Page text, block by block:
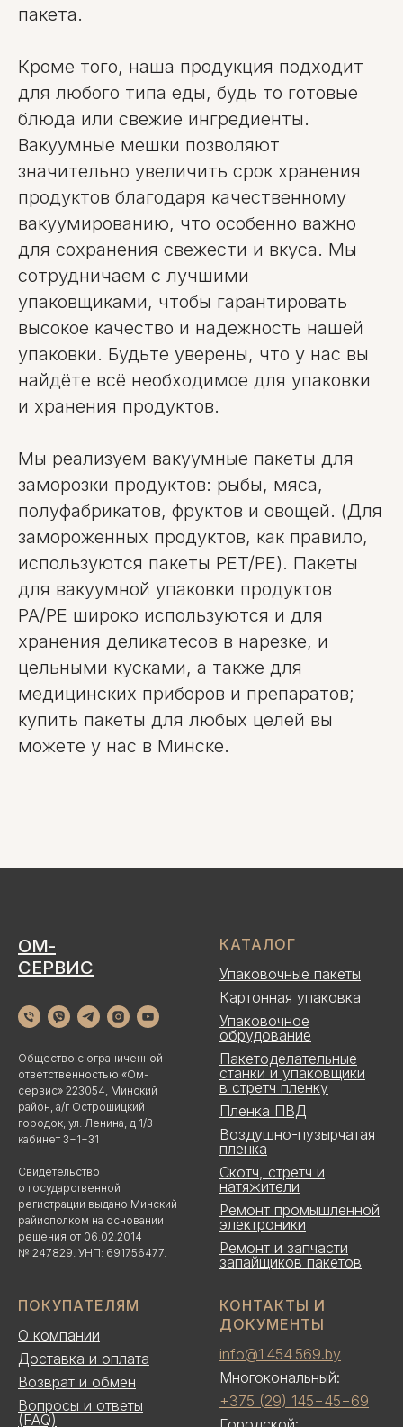
пакета.
Кроме того, наша продукция подходит
для любого типа еды, будь то готовые
блюда или свежие ингредиенты.
Вакуумные мешки позволяют
значительно увеличить срок хранения
продуктов благодаря качественному
вакуумированию, что особенно важно
для сохранения свежести и вкуса. Мы
сотрудничаем с лучшими
упаковщиками, чтобы гарантировать
высокое качество и надежность нашей
упаковки. Будьте уверены, что у нас вы
найдёте всё необходимое для упаковки
и хранения продуктов.
Мы реализуем вакуумные пакеты для
заморозки продуктов: рыбы, мяса,
полуфабрикатов, фруктов и овощей. (Для
замороженных продуктов, как правило,
используются пакеты PET/PE). Пакеты
для вакуумной упаковки продуктов
PA/PE широко используются и для
хранения деликатесов в нарезке, и
цельными кусками, а также для
медицинских приборов и препаратов;
купить пакеты для любых целей вы
можете у нас в Минске.
ОМ-
СЕРВИС
Общество с ограниченной
ответственностью «Ом-
сервис» 223054, Минский
район, а/г Острошицкий
городок, ул. Ленина, д 1/3
кабинет 3−1−31
Свидетельство
о государственной
регистрации выдано Минский
райисполком на основании
решения от 06.02.2014
№ 247829. УНП: 691756477.
КАТАЛОГ
Упаковочные пакеты
Картонная упаковка
Упаковочное
обрудование
Пакетоделательные
станки и упаковщики
в стретч пленку
Пленка ПВД
Воздушно-пузырчатая
пленка
Скотч, стретч и
натяжители
Ремонт промышленной
электроники
Ремонт и запчасти
запайщиков пакетов
ПОКУПАТЕЛЯМ
О компании
Доставка и оплата
Возврат и обмен
Вопросы и ответы
(FAQ)
КОНТАКТЫ И
ДОКУМЕНТЫ
info@1 454 569.by
Многокональный:
+375 (29) 145−45−69